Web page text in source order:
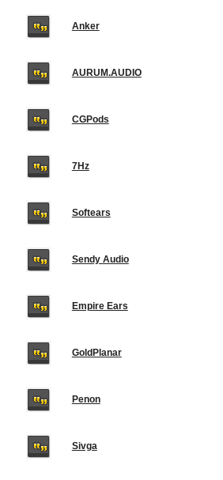
Anker
AURUM.AUDIO
CGPods
7Hz
Softears
Sendy Audio
Empire Ears
GoldPlanar
Penon
Sivga